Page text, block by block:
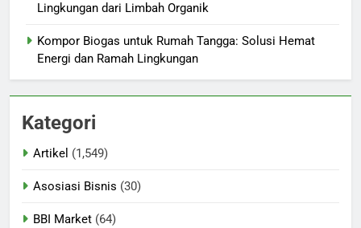
Lingkungan dari Limbah Organik
Kompor Biogas untuk Rumah Tangga: Solusi Hemat
Energi dan Ramah Lingkungan
Kategori
Artikel (1,549)
Asosiasi Bisnis (30)
BBI Market (64)